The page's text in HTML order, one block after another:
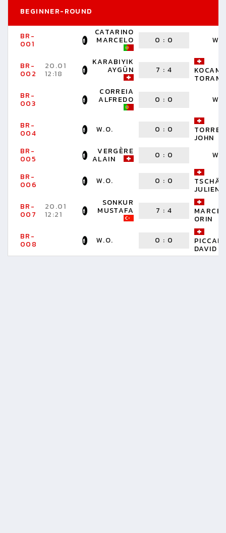
BEGINNER-ROUND
BR-
001
CATARINO
MARCELO 0 : 0
BR-
002
20.01
12:18
KARABIYIK
AYGÜN 7 : 4
BR-
003
CORREIA
ALFREDO 0 : 0
BR-
004 W.O. 0 : 0 TORRES
JOHN
BR-
005
VERGÈRE
ALAIN 0 : 0
BR-
006 W.O. 0 : 0
JULIEN
BR-
007
20.01
12:21
SONKUR
MUSTAFA 7 : 4
ORIN
BR-
008 W.O. 0 : 0
DAVID